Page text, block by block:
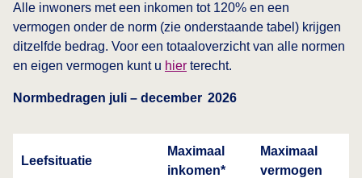
Alle inwoners met een inkomen tot 120% en een
vermogen onder de norm (zie onderstaande tabel) krijgen
ditzelfde bedrag. Voor een totaaloverzicht van alle normen
en eigen vermogen kunt u hier terecht.
Normbedragen juli – december 2026
Leefsituatie
Maximaal
inkomen*
Maximaal
vermogen